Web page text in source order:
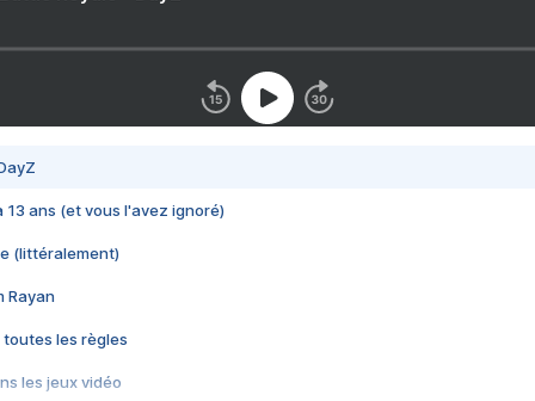
13 ans (et vous l'avez ignoré)
(littéralement)
Rayan
toutes les règles
les jeux vidéo